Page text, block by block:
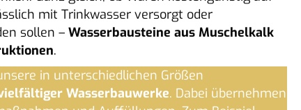
mit Trinkwasser versorgt oder
sollen – Wasserbausteine aus Muschelkalk
.
in unterschiedlichen Größen
Wasserbauwerke. Dabei übernehmen